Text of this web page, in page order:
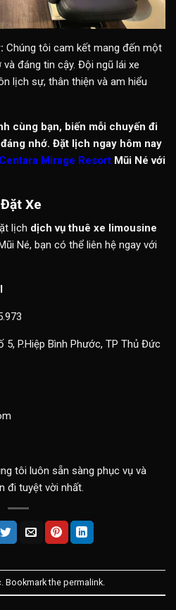
Chúng tôi cam kết mang đến một
đáng tin cậy. Đội ngũ lái xe
lịch sự, thân thiện và am hiểu
cùng bạn, biến mỗi chuyến đi
nhớ. Đặt lịch ngay hôm nay
Centara Mirage Resort Mũi Né với
Xe
lịch dịch vụ thuê xe limousine
Né, bạn có thể liên hệ ngay với
5, P.Hiệp Bình Phước, TP Thủ Đức
tôi luôn sẵn sàng phục vụ và
đi tuyệt vời nhất.
. Bookmark the permalink